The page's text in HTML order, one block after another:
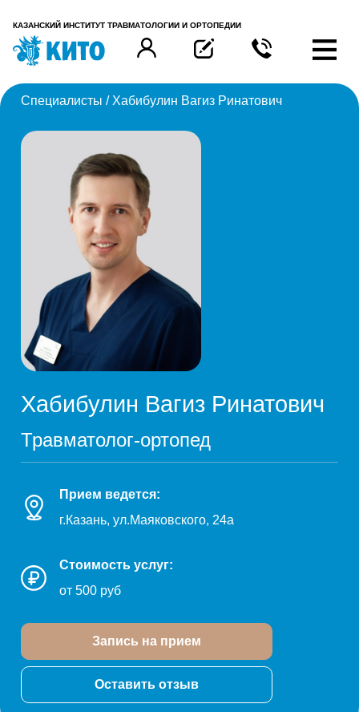
КАЗАНСКИЙ ИНСТИТУТ ТРАВМАТОЛОГИИ И ОРТОПЕДИИ
Специалисты / Хабибулин Вагиз Ринатович
Хабибулин Вагиз Ринатович
Травматолог-ортопед
Прием ведется:
г.Казань, ул.Маяковского, 24а
Стоимость услуг:
от 500 руб
Запись на прием
Оставить отзыв